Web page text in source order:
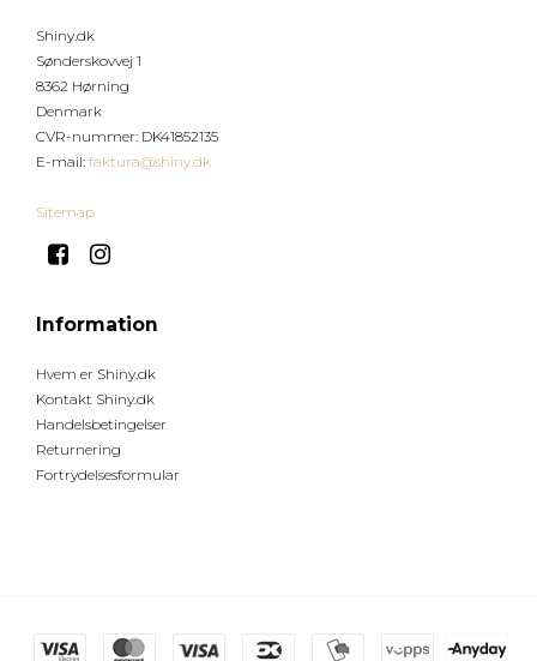
Shiny.dk
Sønderskovvej 1
8362 Hørning
Denmark
CVR-nummer: DK41852135
E-mail: faktura@shiny.dk
Sitemap
Information
Hvem er Shiny.dk
Kontakt Shiny.dk
Handelsbetingelser
Returnering
Fortrydelsesformular